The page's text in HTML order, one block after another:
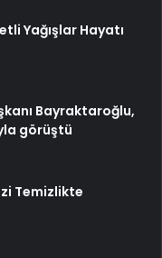
Yağışlar Hayatı
Bayraktaroğlu,
görüştü
Temizlikte